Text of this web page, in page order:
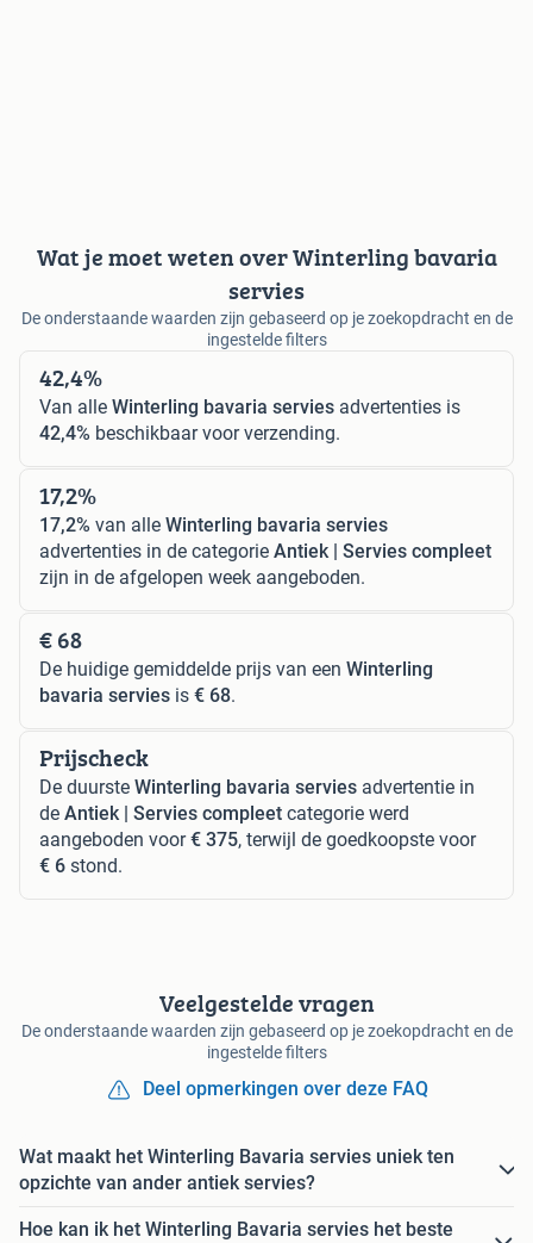
Wat je moet weten over Winterling bavaria
servies
De onderstaande waarden zijn gebaseerd op je zoekopdracht en de
ingestelde filters
42,4%
Van alle Winterling bavaria servies advertenties is
42,4% beschikbaar voor verzending.
17,2%
17,2% van alle Winterling bavaria servies
advertenties in de categorie Antiek | Servies compleet
zijn in de afgelopen week aangeboden.
€ 68
De huidige gemiddelde prijs van een Winterling
bavaria servies is € 68.
Prijscheck
De duurste Winterling bavaria servies advertentie in
de Antiek | Servies compleet categorie werd
aangeboden voor€ 375, terwijl de goedkoopste voor
€ 6 stond.
Veelgestelde vragen
De onderstaande waarden zijn gebaseerd op je zoekopdracht en de
ingestelde filters
Deel opmerkingen over deze FAQ
Wat maakt het Winterling Bavaria servies uniek ten
opzichte van ander antiek servies?
Hoe kan ik het Winterling Bavaria servies het beste